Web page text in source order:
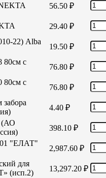
56.50 ₽
29.40 ₽
22) Alba
19.50 ₽
80см с
76.80 ₽
80см с
76.80 ₽
4.40 ₽
(АО
398.10 ₽
01 "ЕЛАТ"
2,987.60 ₽
для
(исп.2)
13,297.20 ₽